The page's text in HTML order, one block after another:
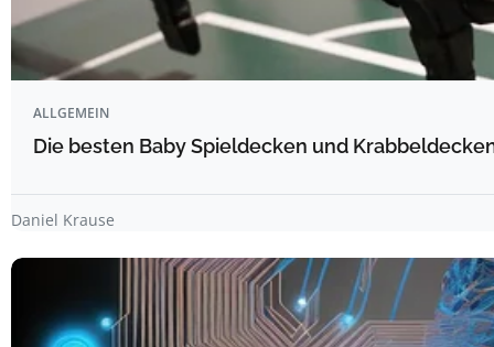
ALLGEMEIN
Die besten Baby Spieldecken und
Daniel Krause